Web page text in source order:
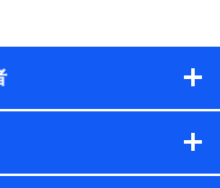
NTTドコモおよび提携
応じたサービス・商